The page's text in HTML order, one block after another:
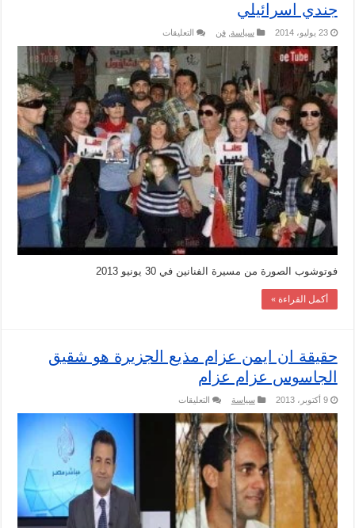
جندي اسرائيلي
23 يوليو، 2014 سياسة ,فن التعليقات
صورة
الفنانين
المصريين
يتضامنوا
مع
جندي
اسرائيلي
مغلقة
فوتوشوب الصورة من مسيرة الفنانين في 30 يونيو 2013
أكمل القراءة »
حقيقة ان ايمن عزام مذيع الجزيرة هو شقيق
الجاسوس عزام عزام
9 أكتوبر، 2013 سياسة التعليقات
ان
عزام
مذيع
الجزيرة
هو
شقيق
الجاسوس
عزام
عزام
مغلقة